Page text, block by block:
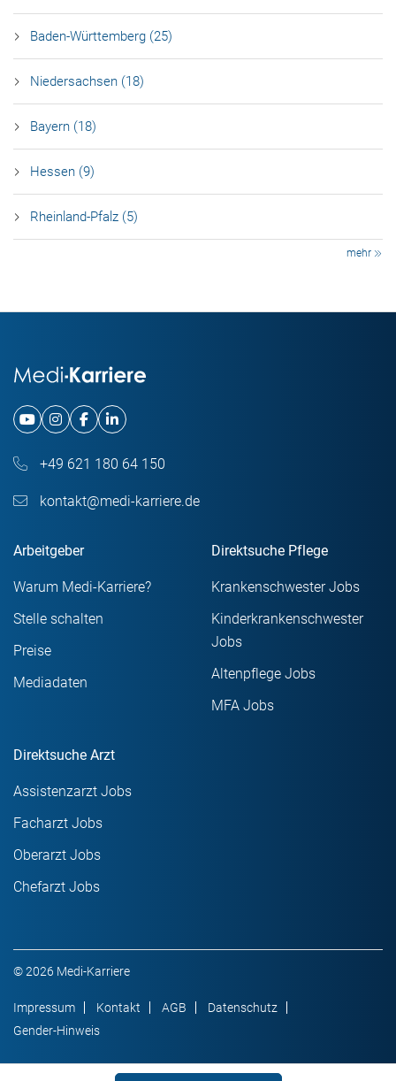
Baden-Württemberg (25)
Niedersachsen (18)
Bayern (18)
Hessen (9)
Rheinland-Pfalz (5)
mehr
+49 621 180 64 150
kontakt@medi-karriere.de
Arbeitgeber
Warum Medi-Karriere?
Stelle schalten
Preise
Mediadaten
Direktsuche Pflege
Krankenschwester Jobs
Kinderkrankenschwester
Jobs
Altenpflege Jobs
MFA Jobs
Direktsuche Arzt
Assistenzarzt Jobs
Facharzt Jobs
Oberarzt Jobs
Chefarzt Jobs
© 2026 Medi-Karriere
Impressum Kontakt AGB
Datenschutz
Gender-Hinweis